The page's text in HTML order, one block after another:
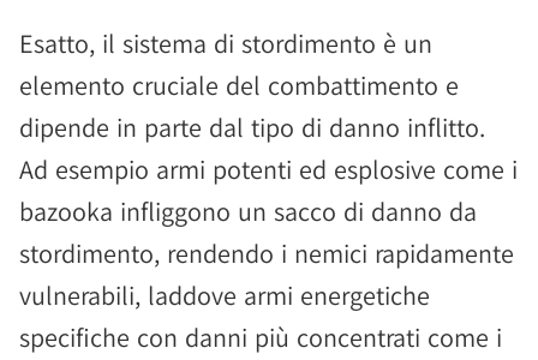
Esatto, il sistema di stordimento è un
elemento cruciale del combattimento e
dipende in parte dal tipo di danno inflitto.
Ad esempio armi potenti ed esplosive come i
bazooka infliggono un sacco di danno da
stordimento, rendendo i nemici rapidamente
vulnerabili, laddove armi energetiche
specifiche con danni più concentrati come i